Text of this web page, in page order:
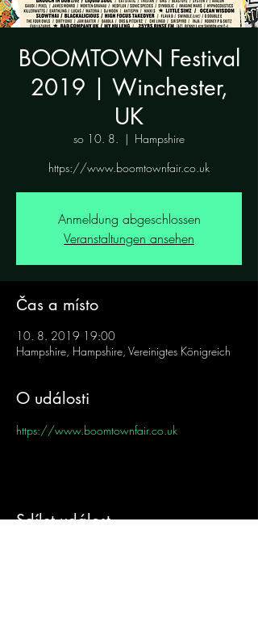
BOOMTOWN Festival
2019 | Winchester,
UK
so 10. 8.
  |
Hampshire
https://www.boomtownfair.co.uk
Anmeldung abgeschlossen
Veranstaltungen ansehen
Čas a místo
10. 8. 2019 19:00
Hampshire, Hampshire, Vereinigtes Königreich
O události
https://www.boomtownfair.co.uk
Sdílet událost